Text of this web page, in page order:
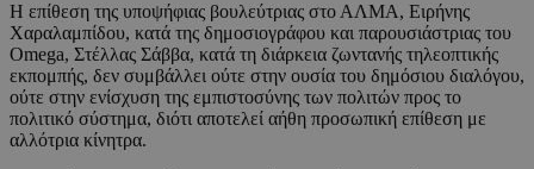
Η επίθεση της υποψήφιας βουλεύτριας στο ΑΛΜΑ, Ειρήνης
Χαραλαμπίδου, κατά της δημοσιογράφου και παρουσιάστριας του
Omega, Στέλλας Σάββα, κατά τη διάρκεια ζωντανής τηλεοπτικής
εκπομπής, δεν συμβάλλει ούτε στην ουσία του δημόσιου διαλόγου,
ούτε στην ενίσχυση της εμπιστοσύνης των πολιτών προς το
πολιτικό σύστημα, διότι αποτελεί αήθη προσωπική επίθεση με
αλλότρια κίνητρα.